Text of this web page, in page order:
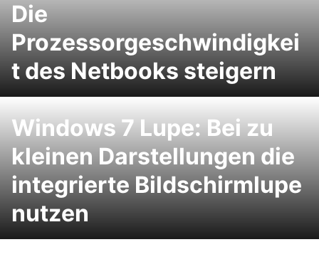
Die
Prozessorgeschwindigkei
t des Netbooks steigern
Windows 7 Lupe: Bei zu
kleinen Darstellungen die
integrierte Bildschirmlupe
nutzen